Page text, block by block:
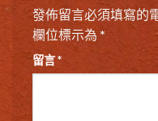
發佈留言必須填寫的
欄位標示為 *
留言*